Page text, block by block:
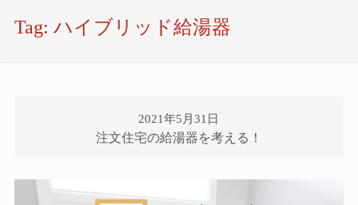
Tag: ハイブリッド給湯器
2021年5月31日
注文住宅の給湯器を考える！